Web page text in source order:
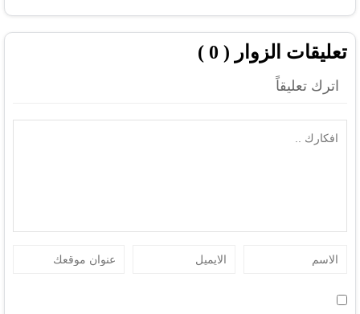
تعليقات الزوار ( 0 )
اترك تعليقاً